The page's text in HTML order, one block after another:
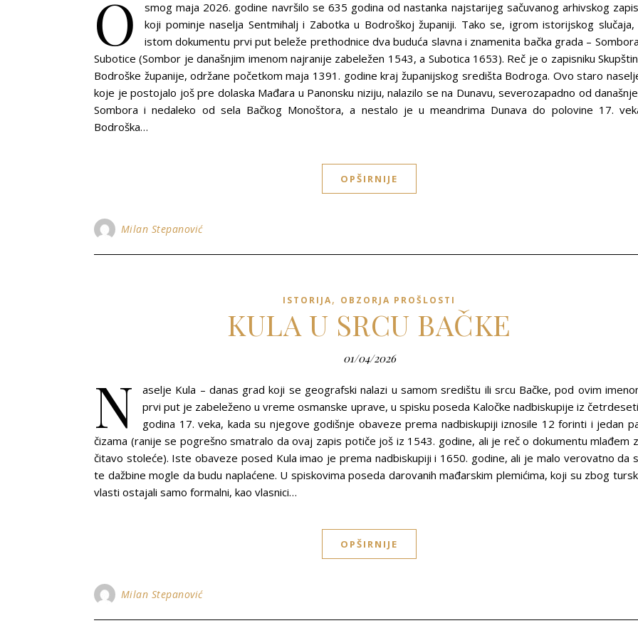
O
smog maja 2026. godine navršilo se 635 godina od nastanka najstarijeg sačuvanog arhivskog
koji pominje naselja Sentmihalj i Zabotka u Bodroškoj županiji. Tako se, igrom istorijskog slučaja,
istom dokumentu prvi put beleže prethodnice dva buduća slavna i znamenita bačka grada –
Subotice (Sombor je današnjim imenom najranije zabeležen 1543, a Subotica 1653). Reč je o zapisniku
Bodroške županije, održane početkom maja 1391. godine kraj županijskog središta Bodroga. Ovo staro
koje je postojalo još pre dolaska Mađara u Panonsku niziju, nalazilo se na Dunavu, severozapadno od
Sombora i nedaleko od sela Bačkog Monoštora, a nestalo je u meandrima Dunava do polovine 17.
Bodroška…
OPŠIRNIJE
Milan Stepanović
ISTORIJA, OBZORJA PROŠLOSTI
KULA U SRCU BAČKE
01/04/2026
N
aselje Kula – danas grad koji se geografski nalazi u samom središtu ili srcu Bačke, pod ovim
prvi put je zabeleženo u vreme osmanske uprave, u spisku poseda Kaločke nadbiskupije iz
godina 17. veka, kada su njegove godišnje obaveze prema nadbiskupiji iznosile 12 forinti i jedan
čizama (ranije se pogrešno smatralo da ovaj zapis potiče još iz 1543. godine, ali je reč o dokumentu mlađem
čitavo stoleće). Iste obaveze posed Kula imao je prema nadbiskupiji i 1650. godine, ali je malo verovatno da
te dažbine mogle da budu naplaćene. U spiskovima poseda darovanih mađarskim plemićima, koji su zbog
vlasti ostajali samo formalni, kao vlasnici…
OPŠIRNIJE
Milan Stepanović